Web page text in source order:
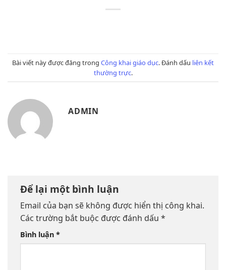
Bài viết này được đăng trong Công khai giáo dục. Đánh dấu liên kết
thường trực.
ADMIN
Để lại một bình luận
Email của bạn sẽ không được hiển thị công khai.
Các trường bắt buộc được đánh dấu *
Bình luận *